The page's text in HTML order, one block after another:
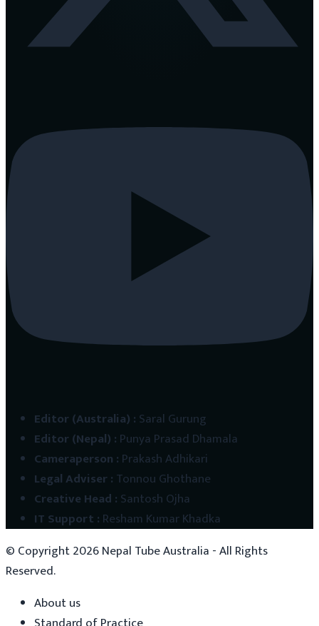
Editor (Australia) : Saral Gurung
Editor (Nepal) : Punya Prasad Dhamala
Cameraperson : Prakash Adhikari
Legal Adviser: Tonnou Ghothane
Creative Head : Santosh Ojha
IT Support : Resham Kumar Khadka
© Copyright2026Nepal Tube Australia - All Rights
Reserved.
About us